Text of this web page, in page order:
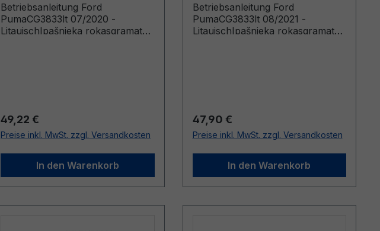
Betriebsanleitung Ford
PumaCG3833lt 07/2020 -
LitauischIpašnieka rokasgramata
Regulärer Preis:
49,22 €
Preise inkl. MwSt. zzgl. Versandkosten
In den Warenkorb
Betriebsanleitung Ford
PumaCG3833lt 08/2021 -
LitauischIpašnieka rokasgramata
Regulärer Preis:
47,90 €
Preise inkl. MwSt. zzgl. Versandkosten
In den Warenkorb